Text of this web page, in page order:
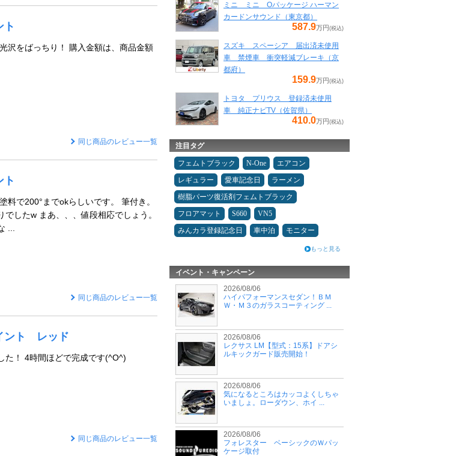
ト
沢をばっちり！ 購入金額は、商品金額
同じ商品のレビュー一覧
ト
料で200°までokらしいです。 筆付き。
したw まあ、、、値段相応でしょう。
...
同じ商品のレビュー一覧
ント レッド
た！ 4時間ほどで完成です(^O^)
同じ商品のレビュー一覧
ミニ ミニ Oパッケージ ハーマン
カードンサウンド（東京都）
587.9万円(税込)
スズキ スペーシア 届出済未使用
車 禁煙車 衝突軽減ブレーキ（京
都府）
159.9万円(税込)
トヨタ プリウス 登録済未使用
車 純正ナビTV（佐賀県）
410.0万円(税込)
注目タグ
フェムトブラック N-One
エアコン
レギュラー
愛車記念日
ラーメン
樹脂パーツ復活剤フェムトブラック
フロアマット
S660
VN5
みんカラ登録記念日
車中泊 モニター
もっと見る
イベント・キャンペーン
2026/08/06
ハイパフォーマンスセダン！ＢＭ
Ｗ・Ｍ３のガラスコーティング ...
2026/08/06
レクサス LM【型式：15系】ドアシ
ルキックガード販売開始！
2026/08/06
気になるところはカッコよくしちゃ
いましょ。ローダウン、ホイ ...
2026/08/06
フォレスター ベーシックのＷパッ
ケージ取付